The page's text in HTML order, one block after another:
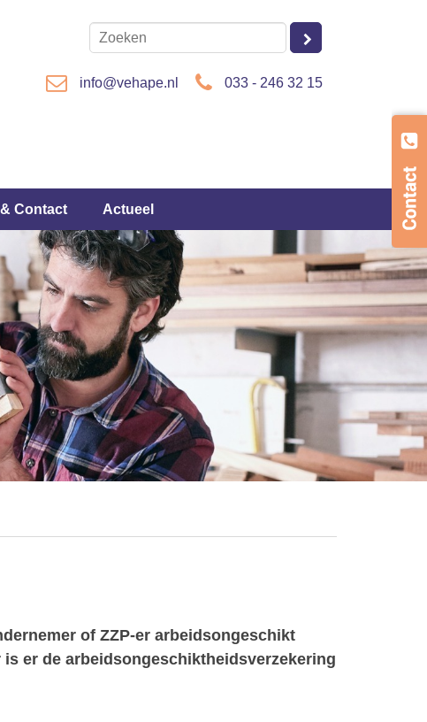
info@vehape.nl 033 - 246 32 15
Contact Actueel
of ZZP-er arbeidsongeschikt
er de arbeidsongeschiktheidsverzekering